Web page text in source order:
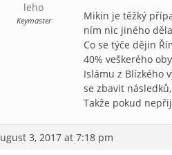
leho
Keymaster
Mikin je těžký
ním nic jiného
Co se týče dějin
40% veškerého
Islámu z Blízkého
se zbavit
Takže pokud
3, 2017 at 7:18 pm